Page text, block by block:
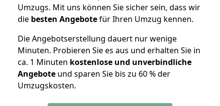
Umzugs. Mit uns können Sie sicher sein, dass wir
die besten Angebotefür Ihren Umzug kennen.
Die Angebotserstellung dauert nur wenige
Minuten. Probieren Sie es aus und erhalten Sie in
ca. 1 Minuten kostenlose und unverbindliche
Angebote und sparen Sie bis zu 60 % der
Umzugskosten.